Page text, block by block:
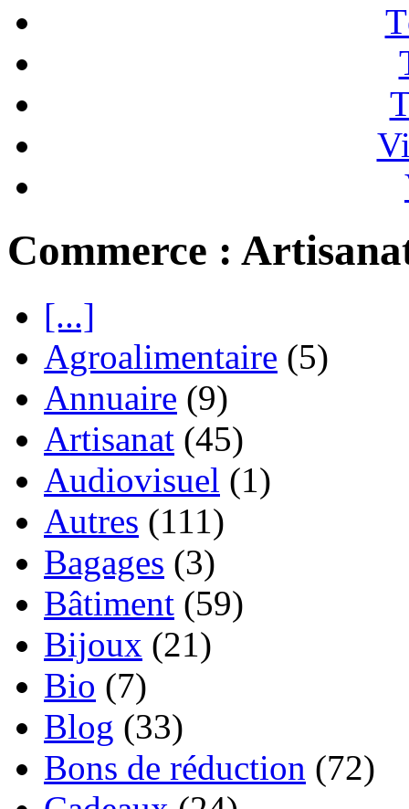
Commerce :
[...]
Agroalimentaire (5)
Annuaire (9)
Artisanat (45)
Audiovisuel (1)
Autres (111)
Bagages (3)
Bâtiment (59)
Bijoux (21)
Bio (7)
Blog (33)
Bons de réduction (72)